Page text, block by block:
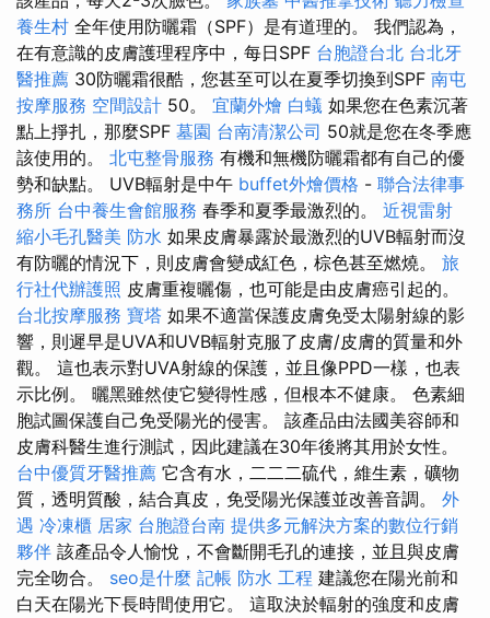
養生村 全年使用防曬霜（SPF）是有道理的。 我們認為，
在有意識的皮膚護理程序中，每日SPF 台胞證台北 台北牙
醫推薦 30防曬霜很酷，您甚至可以在夏季切換到SPF 南屯
按摩服務 空間設計 50。 宜蘭外燴 白蟻 如果您在色素沉著
點上掙扎，那麼SPF 墓園 台南清潔公司 50就是您在冬季應
該使用的。 北屯整骨服務 有機和無機防曬霜都有自己的優
勢和缺點。 UVB輻射是中午 buffet外燴價格 - 聯合法律事
務所 台中養生會館服務 春季和夏季最激烈的。 近視雷射
縮小毛孔醫美 防水 如果皮膚暴露於最激烈的UVB輻射而沒
有防曬的情況下，則皮膚會變成紅色，棕色甚至燃燒。 旅
行社代辦護照 皮膚重複曬傷，也可能是由皮膚癌引起的。
台北按摩服務 寶塔 如果不適當保護皮膚免受太陽射線的影
響，則遲早是UVA和UVB輻射克服了皮膚/皮膚的質量和外
觀。 這也表示對UVA射線的保護，並且像PPD一樣，也表
示比例。 曬黑雖然使它變得性感，但根本不健康。 色素細
胞試圖保護自己免受陽光的侵害。 該產品由法國美容師和
皮膚科醫生進行測試，因此建議在30年後將其用於女性。
台中優質牙醫推薦 它含有水，二二二硫代，維生素，礦物
質，透明質酸，結合真皮，免受陽光保護並改善音調。 外
遇 冷凍櫃 居家 台胞證台南 提供多元解決方案的數位行銷
夥伴 該產品令人愉悅，不會斷開毛孔的連接，並且與皮膚
完全吻合。 seo是什麼 記帳 防水 工程 建議您在陽光前和
白天在陽光下長時間使用它。 這取決於輻射的強度和皮膚